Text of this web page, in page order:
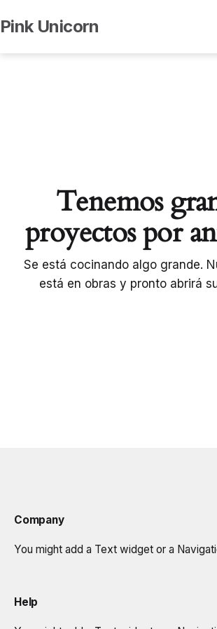
al
Pink Unicorn
Tenemos
proyectos por
Se está cocinando algo grande.
está en obras y pronto abrirá
Company
You might add a Text widget or a
Help